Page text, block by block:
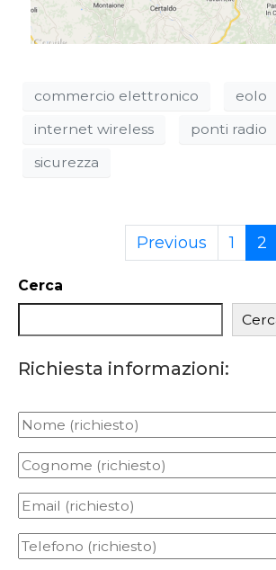
commercio elettronico eolo
internet wireless
ponti radio
sicurezza
Previous 1 2
Cerca
Richiesta informazioni: